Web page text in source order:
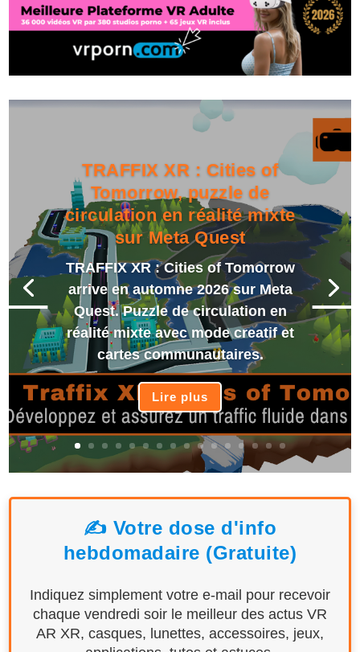
TRAFFIX XR : Cities of
Tomorrow, puzzle de
circulation en réalité mixte
sur Meta Quest
TRAFFIX XR : Cities of Tomorrow
arrive en automne 2026 sur Meta
Quest. Puzzle de circulation en
réalité mixte avec mode creatif et
cartes communautaires.
Lire plus
✍️ Votre dose d'info
hebdomadaire (Gratuite)
Indiquez simplement votre e-mail pour recevoir
chaque vendredi soir le meilleur des actus VR
AR XR, casques, lunettes, accessoires, jeux,